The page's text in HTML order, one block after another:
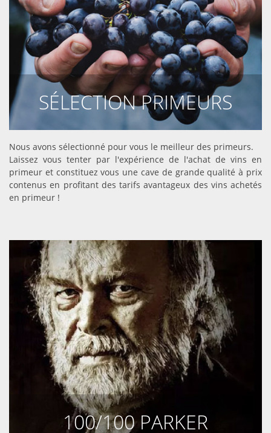
SÉLECTION PRIMEURS
DÉCOUVRIR
Nous avons sélectionné pour vous le meilleur des primeurs.
Laissez vous tenter par l'expérience de l'achat de vins en
primeur et constituez vous une cave de grande qualité à prix
contenus en profitant des tarifs avantageux des vins achetés
en primeur !
100/100 PARKER